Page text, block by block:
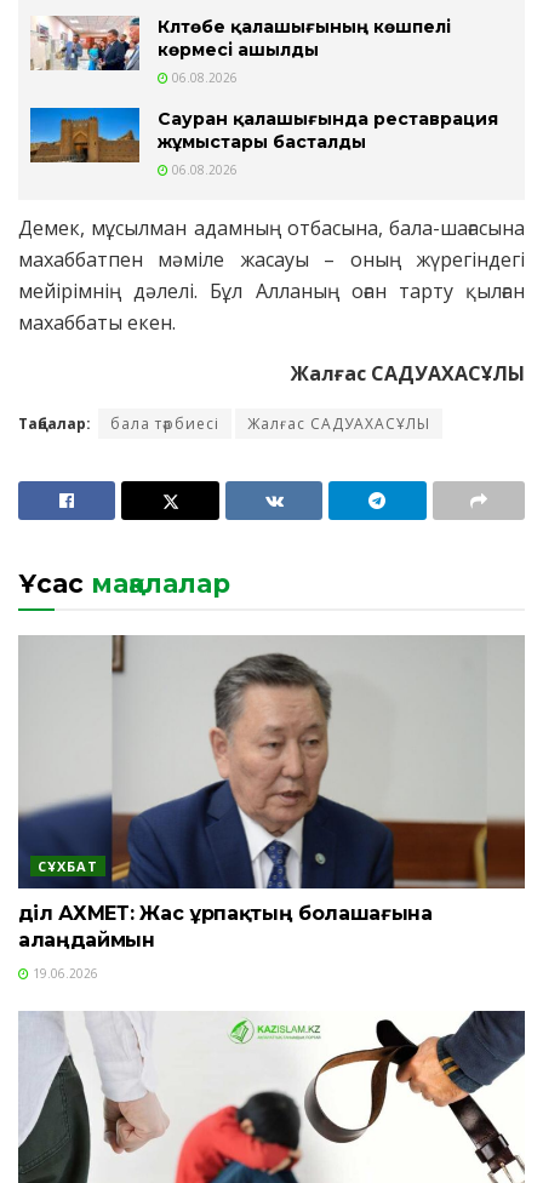
Күлтөбе қалашығының көшпелі
көрмесі ашылды
06.08.2026
Сауран қалашығында реставрация
жұмыстары басталды
06.08.2026
Демек, мұсылман адамның отбасына, бала-шағасына
махаббатпен мәміле жасауы – оның жүрегіндегі
мейірімнің дәлелі. Бұл Алланың оған тарту қылған
махаббаты екен.
Жалғас САДУАХАСҰЛЫ
Таңбалар: бала тәрбиесі Жалғас САДУАХАСҰЛЫ
Ұқсас мақалалар
СҰХБАТ
Әділ АХМЕТ: Жас ұрпақтың болашағына
алаңдаймын
19.06.2026